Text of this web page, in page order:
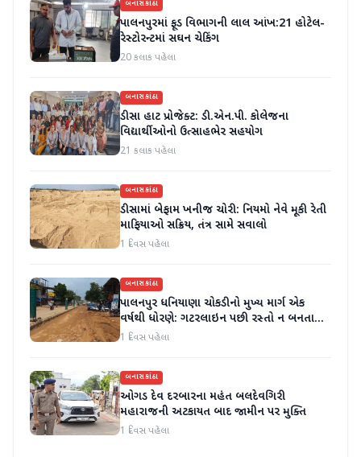
બનાસકાંઠા
પાલનપુરમાં ફૂડ વિભાગની લાલ આંખ:21 હોટેલ-
રેસ્ટોરન્ટમાં સઘન ચેકિંગ
20 કલાક પહેલા
બનાસકાંઠા
ડીસા હાટ પ્રોજેક્ટ: ડી.એન.પી. કોલેજના
વિદ્યાર્થીઓનો ઉત્સાહભેર સહયોગ
21 કલાક પહેલા
બનાસકાંઠા
ડીસામાં બેફામ ખનીજ ચોરી: નિયમો નેવે મૂકી રેતી
માફિયાઓ સક્રિય, તંત્ર સામે સવાલો
1 દિવસ પહેલા
બનાસકાંઠા
પાલનપુર ધનિયાણા ચોકડીનો મુખ્ય માર્ગ એક
વર્ષથી ધોરણે: ગટરલાઇન પછી રસ્તો ન બનતા
હાલાકી
1 દિવસ પહેલા
બનાસકાંઠા
ઓગડ દેવ દરબારના મહંત બલદેવગિરી
મહારાજની અટકાયત બાદ જામીન પર મુક્તિ
1 દિવસ પહેલા